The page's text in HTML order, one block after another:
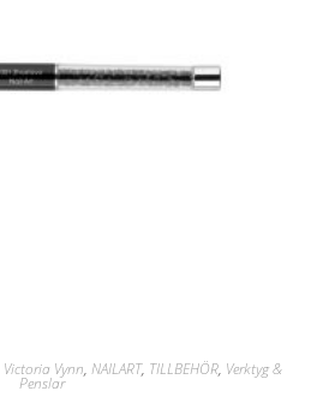
Victoria Vynn, NAILART, TILLBEHÖR, Verktyg &
Penslar